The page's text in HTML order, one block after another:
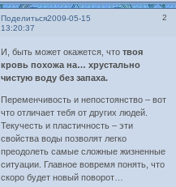
Поделиться 2
2009-05-15
13:20:37
И, быть может окажется, чтотвоя
кровь похожа на… хрустально
чистую воду без запаха.
Переменчивость и непостоянство – вот
что отличает тебя от других людей.
Текучесть и пластичность – эти
свойства воды позволят легко
преодолеть самые сложные жизненные
ситуации. Главное вовремя понять, что
скоро будет новый поворот…